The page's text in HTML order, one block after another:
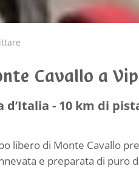
Cavallo a
d’Italia - 10 km di
libero di Monte Cavallo
e preparata di puro